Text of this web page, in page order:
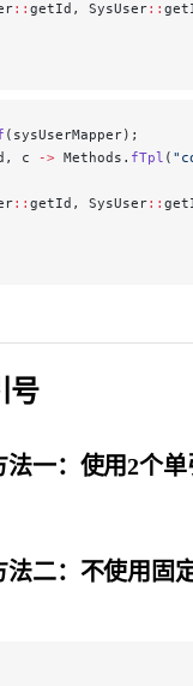
:: getId, SysUser::
(sysUserMapper);
c -> Methods. fTpl (
:: getId, SysUser::
号
一：使用2个单
法二：不使用固